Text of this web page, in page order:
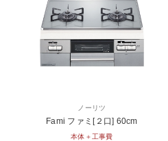
ノーリツ
Fami ファミ[２口] 60cm
本体＋工事費